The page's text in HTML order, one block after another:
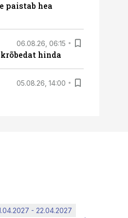
paistab hea
06.08.26, 06:15
hinda
05.08.26, 14:00
- 22.04.2027